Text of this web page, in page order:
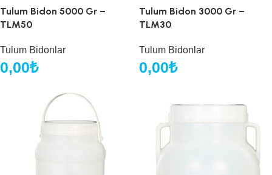
Tulum Bidon 5000 Gr –
TLM50
Tulum Bidonlar
0,00₺
Tulum Bidon 3000 Gr –
TLM30
Tulum Bidonlar
0,00₺